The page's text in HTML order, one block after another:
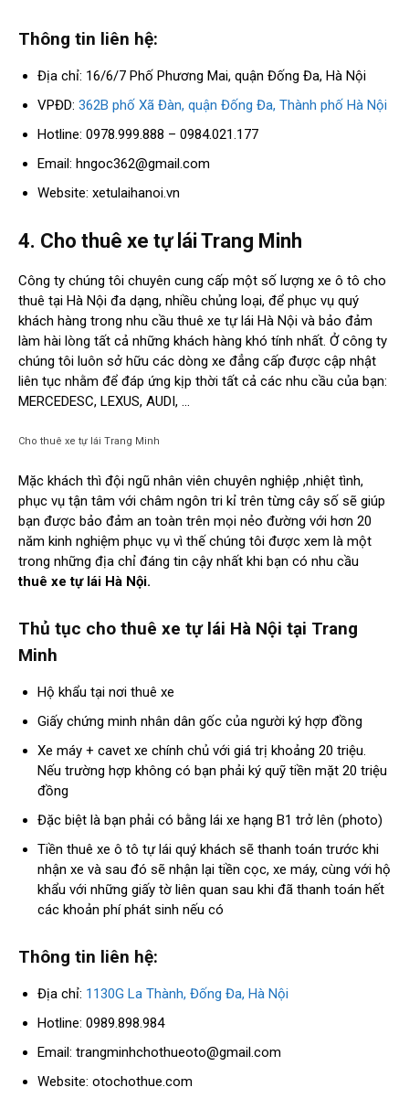
Thông tin liên hệ:
Địa chỉ: 16/6/7 Phố Phương Mai, quận Đống Đa, Hà Nội
VPĐD: 362B phố Xã Đàn, quận Đống Đa, Thành phố Hà Nội
Hotline: 0978.999.888 – 0984.021.177
Email: hngoc362@gmail.com
Website: xetulaihanoi.vn
4. Cho thuê xe tự lái Trang Minh
Công ty chúng tôi chuyên cung cấp một số lượng xe ô tô cho
thuê tại Hà Nội đa dạng, nhiều chủng loại, để phục vụ quý
khách hàng trong nhu cầu thuê xe tự lái Hà Nội và bảo đảm
làm hài lòng tất cả những khách hàng khó tính nhất. Ở công ty
chúng tôi luôn sở hữu các dòng xe đẳng cấp được cập nhật
liên tục nhằm để đáp ứng kịp thời tất cả các nhu cầu của bạn:
MERCEDESC, LEXUS, AUDI, …
Cho thuê xe tự lái Trang Minh
Mặc khách thì đội ngũ nhân viên chuyên nghiệp ,nhiệt tình,
phục vụ tận tâm với châm ngôn tri kỉ trên từng cây số sẽ giúp
bạn được bảo đảm an toàn trên mọi nẻo đường với hơn 20
năm kinh nghiệm phục vụ vì thế chúng tôi được xem là một
trong những địa chỉ đáng tin cậy nhất khi bạn có nhu cầu
thuê xe tự lái Hà Nội.
Thủ tục cho thuê xe tự lái Hà Nội tại Trang
Minh
Hộ khẩu tại nơi thuê xe
Giấy chứng minh nhân dân gốc của người ký hợp đồng
Xe máy + cavet xe chính chủ với giá trị khoảng 20 triệu.
Nếu trường hợp không có bạn phải ký quỹ tiền mặt 20 triệu
đồng
Đặc biệt là bạn phải có bằng lái xe hạng B1 trở lên (photo)
Tiền thuê xe ô tô tự lái quý khách sẽ thanh toán trước khi
nhận xe và sau đó sẽ nhận lại tiền cọc, xe máy, cùng với hộ
khẩu với những giấy tờ liên quan sau khi đã thanh toán hết
các khoản phí phát sinh nếu có
Thông tin liên hệ:
Địa chỉ: 1130G La Thành, Đống Đa, Hà Nội
Hotline: 0989.898.984
Email: trangminhchothueoto@gmail.com
Website: otochothue.com